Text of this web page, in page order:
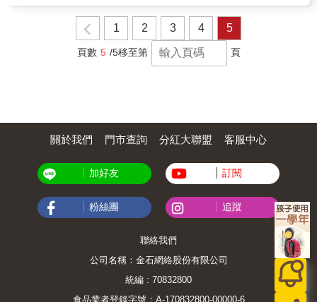
1 2 3 4 5
頁數 5 /5移至第 頁
關於我們 門市查詢 分紅大聯盟 客服中心
加好友 訂閱
粉絲團 追蹤
聯絡我們
公司名稱：金石網絡股份有限公司
統編 : 70832800
食品業者登錄字號：A-170832800-00000-6